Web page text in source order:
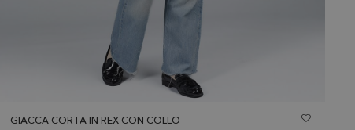
GIACCA CORTA IN REX CON COLLO